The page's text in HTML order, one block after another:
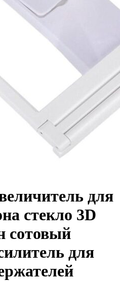
для
стекло 3D
сотовый
для